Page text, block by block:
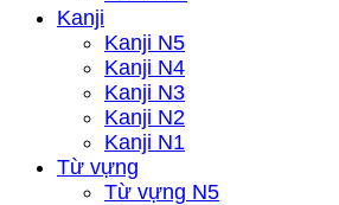
Kanji
Kanji N5
Kanji N4
Kanji N3
Kanji N2
Kanji N1
Từ vựng
Từ vựng N5